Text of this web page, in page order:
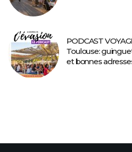
PODCAST
Toulouse:
et bonnes